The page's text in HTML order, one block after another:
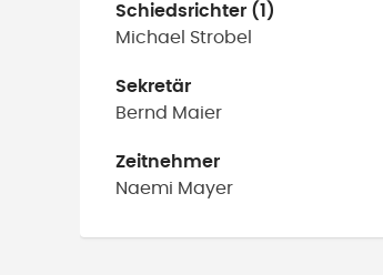
Schiedsrichter (1)
Michael Strobel
Sekretär
Bernd Maier
Zeitnehmer
Naemi Mayer